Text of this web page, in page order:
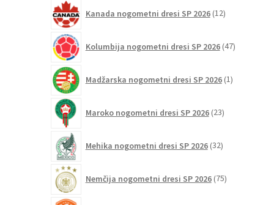
Kanada nogometni dresi SP 2026 12izdelkov
Kolumbija nogometni dresi SP 2026 47izdelkov
Madžarska nogometni dresi SP 2026 1izdelek
Maroko nogometni dresi SP 2026 23izdelkov
Mehika nogometni dresi SP 2026 32izdelkov
Nemčija nogometni dresi SP 2026 75izdelkov